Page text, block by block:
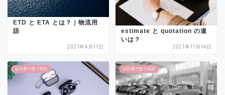
ETD と ETA とは？｜物流用
語
2021年4月11日
estimate と quotation の違
いは？
2021年11月14日
お仕事で使う英語 お仕事で使う英語